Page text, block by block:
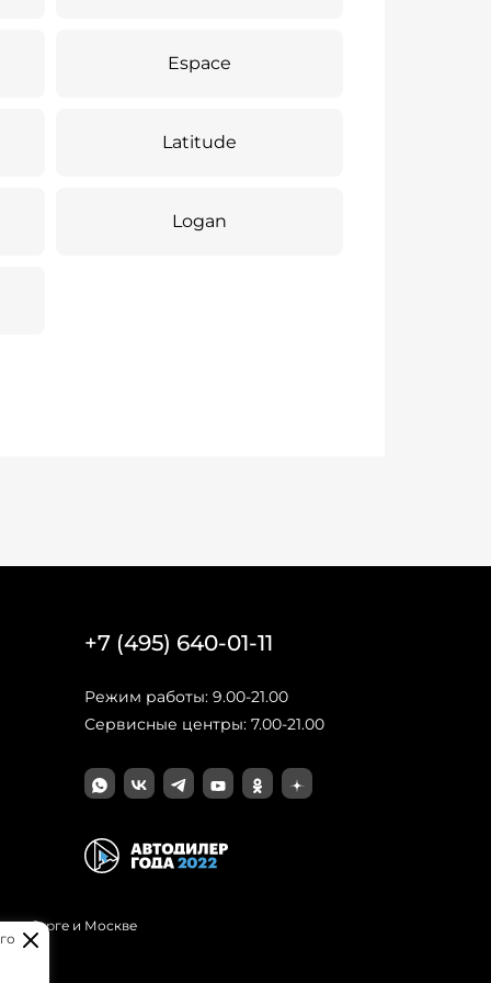
Espace
Latitude
Logan
+7 (495) 640-01-11
Режим работы: 9.00-21.00
Сервисные центры: 7.00-21.00
и Москве